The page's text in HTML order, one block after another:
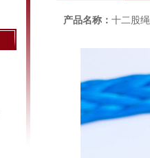
产品名称： 十二股绳